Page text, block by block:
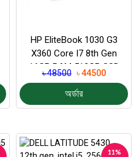
HP EliteBook 1030 G3
X360 Core I7 8th Gen
16GB RAM 512GB SSD
13.3 Inch Display L...
৳ 48500 ৳ 44500
অর্ডার
11%